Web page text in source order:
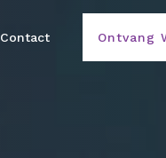
Contact Ontvang